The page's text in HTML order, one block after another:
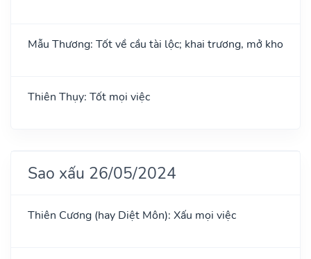
Mẫu Thương: Tốt về cầu tài lộc; khai trương, mở kho
Thiên Thụy: Tốt mọi việc
Sao xấu 26/05/2024
Thiên Cương (hay Diệt Môn): Xấu mọi việc